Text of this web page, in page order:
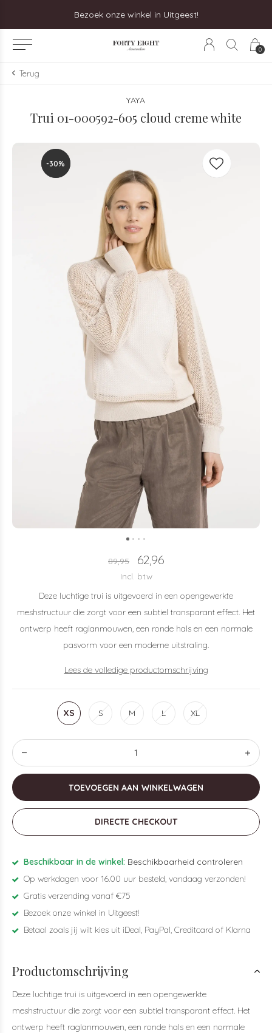
0
Bezoek onze winkel in Uitgeest!
Terug
YAYA
Trui 01-000592-605 cloud creme white
-30%
-30%
89,95 62,96
Incl. btw
Deze luchtige trui is uitgevoerd in een opengewerkte
meshstructuur die zorgt voor een subtiel transparant effect. Het
ontwerp heeft raglanmouwen, een ronde hals en een normale
pasvorm voor een moderne uitstraling.
Lees de volledige productomschrijving
XS S M L XL
TOEVOEGEN AAN WINKELWAGEN
DIRECTE CHECKOUT
Beschikbaar in de winkel: Beschikbaarheid controleren
Op werkdagen voor 16.00 uur besteld, vandaag verzonden!
Gratis verzending vanaf €75
Bezoek onze winkel in Uitgeest!
Betaal zoals jij wilt kies uit iDeal, PayPal, Creditcard of Klarna
Productomschrijving
Deze luchtige trui is uitgevoerd in een opengewerkte
meshstructuur die zorgt voor een subtiel transparant effect. Het
ontwerp heeft raglanmouwen, een ronde hals en een normale